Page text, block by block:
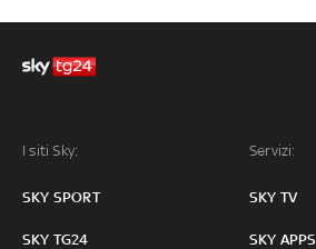
I siti Sky:
SKY SPORT
SKY TG24
Servizi:
SKY TV
SKY APPS